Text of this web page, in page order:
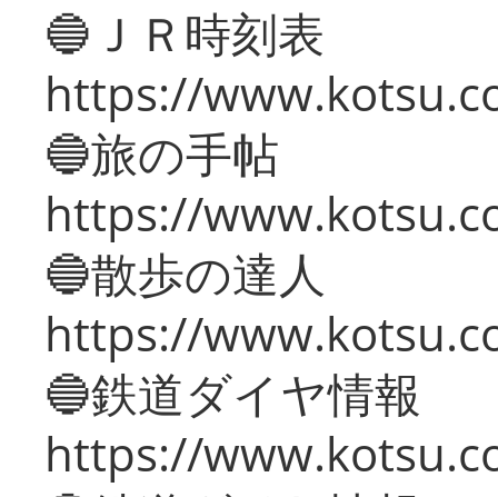
🔵ＪＲ時刻表
https://
🔵旅の手帖
https://
🔵散歩の達人
https://
🔵鉄道ダイヤ情報
https://